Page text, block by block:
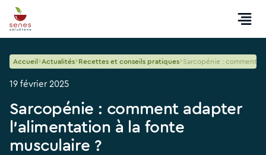
Accueil Actualités Recettes et conseils pratiques Sarcopénie : comment
19 février 2025
Sarcopénie : comment adapter
l’alimentation à la fonte
musculaire ?